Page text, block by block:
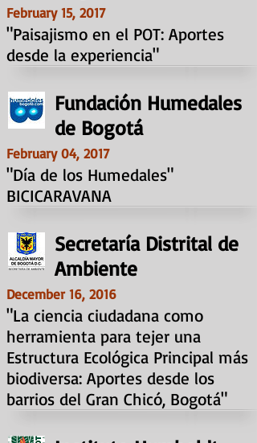
February 15, 2017
"Paisajismo en el POT: Aportes
desde la experiencia"
Fundación Humedales
de Bogotá
February 04, 2017
"Día de los Humedales"
BICICARAVANA
Secretaría Distrital de
Ambiente
December 16, 2016
"La ciencia ciudadana como
herramienta para tejer una
Estructura Ecológica Principal más
biodiversa: Aportes desde los
barrios del Gran Chicó, Bogotá"